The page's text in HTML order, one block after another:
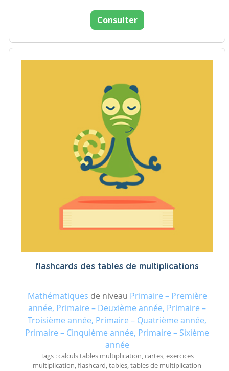
Consulter
flashcards des tables de multiplications
Mathématiques de niveau Primaire – Première
année, Primaire – Deuxième année, Primaire –
Troisième année, Primaire – Quatrième année,
Primaire – Cinquième année, Primaire – Sixième
année
Tags : calculs tables multiplication, cartes, exercices
multiplication, flashcard, tables, tables de multiplication